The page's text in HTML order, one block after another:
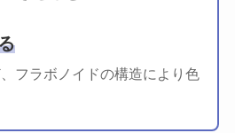
フラボノイドの構造により色